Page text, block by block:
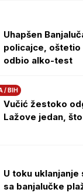
Uhapšen
policajce, oštetio
odbio alko-test
/ BIH
Vučić žestoko
Lažove jedan,
U toku
sa banjalučke